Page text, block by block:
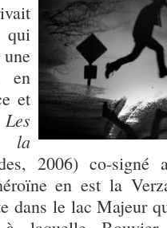
en
et
Les
2006) co-signé
en est la
dans le lac Majeur